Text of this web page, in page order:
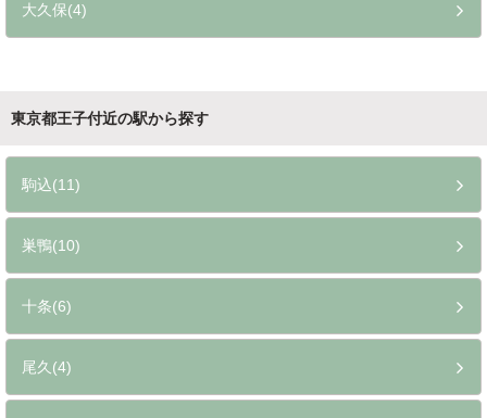
大久保(4)
東京都王子付近の駅から探す
駒込(11)
巣鴨(10)
十条(6)
尾久(4)